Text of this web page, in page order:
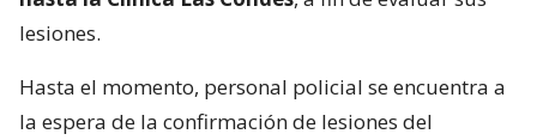
lesiones.
Hasta el momento, personal policial se encuentra a
la espera de la confirmación de lesiones del